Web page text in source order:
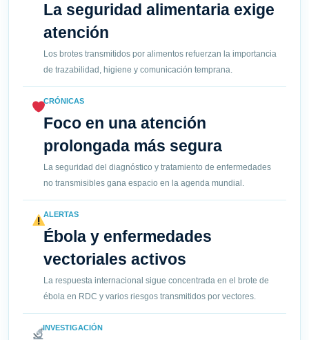
La seguridad alimentaria exige
atención
Los brotes transmitidos por alimentos refuerzan la importancia
de trazabilidad, higiene y comunicación temprana.
CRÓNICAS
Foco en una atención
prolongada más segura
La seguridad del diagnóstico y tratamiento de enfermedades
no transmisibles gana espacio en la agenda mundial.
ALERTAS
Ébola y enfermedades
vectoriales activos
La respuesta internacional sigue concentrada en el brote de
ébola en RDC y varios riesgos transmitidos por vectores.
INVESTIGACIÓN